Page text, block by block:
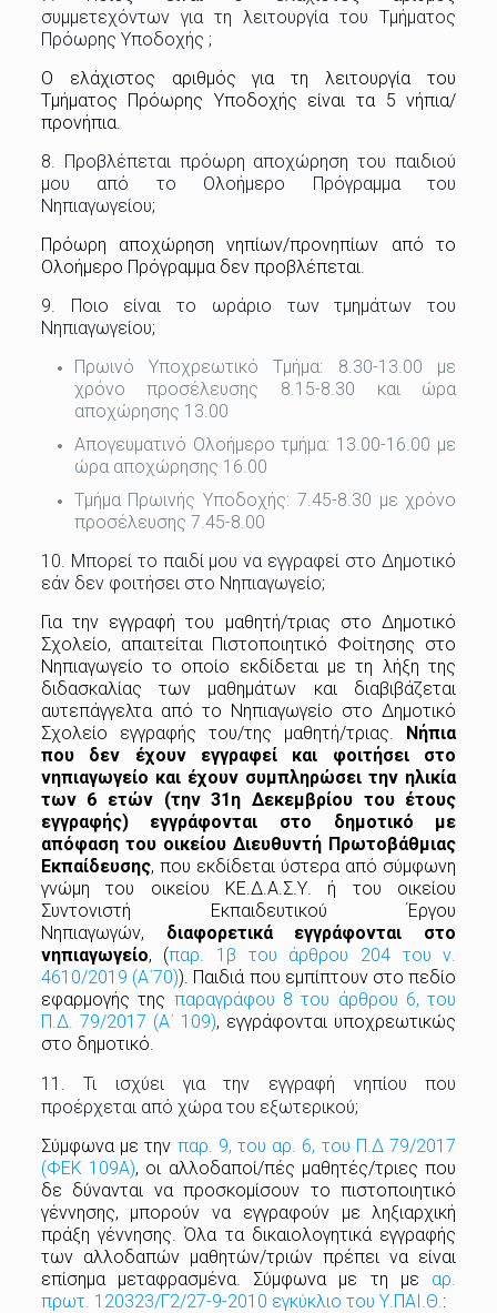
συμμετεχόντων για τη λειτουργία του Τμήματος
Πρόωρης Υποδοχής ;
Ο ελάχιστος αριθμός για τη λειτουργία του
Τμήματος Πρόωρης Υποδοχής είναι τα 5 νήπια/
προνήπια.
8. Προβλέπεται πρόωρη αποχώρηση του παιδιού
μου από το Ολοήμερο Πρόγραμμα του
Νηπιαγωγείου;
Πρόωρη αποχώρηση νηπίων/προνηπίων από το
Ολοήμερο Πρόγραμμα δεν προβλέπεται.
9. Ποιο είναι το ωράριο των τμημάτων του
Νηπιαγωγείου;
Πρωινό Υποχρεωτικό Τμήμα: 8.30-13.00 με
χρόνο προσέλευσης 8.15-8.30 και ώρα
αποχώρησης 13.00
Απογευματινό Ολοήμερο τμήμα: 13.00-16.00 με
ώρα αποχώρησης 16.00
Τμήμα Πρωινής Υποδοχής: 7.45-8.30 με χρόνο
προσέλευσης 7.45-8.00
10. Μπορεί το παιδί μου να εγγραφεί στο Δημοτικό
εάν δεν φοιτήσει στο Νηπιαγωγείο;
Για την εγγραφή του μαθητή/τριας στο Δημοτικό
Σχολείο, απαιτείται Πιστοποιητικό Φοίτησης στο
Νηπιαγωγείο το οποίο εκδίδεται με τη λήξη της
διδασκαλίας των μαθημάτων και διαβιβάζεται
αυτεπάγγελτα από το Νηπιαγωγείο στο Δημοτικό
Σχολείο εγγραφής του/της μαθητή/τριας. Νήπια
που δεν έχουν εγγραφεί και φοιτήσει στο
νηπιαγωγείο και έχουν συμπληρώσει την ηλικία
των 6 ετών (την 31η Δεκεμβρίου του έτους
εγγραφής) εγγράφονται στο δημοτικό με
απόφαση του οικείου Διευθυντή Πρωτοβάθμιας
Εκπαίδευσης, που εκδίδεται ύστερα από σύμφωνη
γνώμη του οικείου ΚΕ.Δ.Α.Σ.Υ. ή του οικείου
Συντονιστή Εκπαιδευτικού Έργου
Νηπιαγωγών, διαφορετικά εγγράφονται στο
νηπιαγωγείο, (παρ. 1β του άρθρου 204 του ν.
4610/2019 (Α΄70)). Παιδιά που εμπίπτουν στο πεδίο
εφαρμογής της παραγράφου 8 του άρθρου 6, του
Π.Δ. 79/2017 (Α΄ 109), εγγράφονται υποχρεωτικώς
στο δημοτικό.
11. Τι ισχύει για την εγγραφή νηπίου που
προέρχεται από χώρα του εξωτερικού;
Σύμφωνα με την παρ. 9, του αρ. 6, του Π.Δ 79/2017
(ΦΕΚ 109Α), οι αλλοδαποί/πές μαθητές/τριες που
δε δύνανται να προσκομίσουν το πιστοποιητικό
γέννησης, μπορούν να εγγραφούν με ληξιαρχική
πράξη γέννησης. Όλα τα δικαιολογητικά εγγραφής
των αλλοδαπών μαθητών/τριών πρέπει να είναι
επίσημα μεταφρασμένα. Σύμφωνα με τη με αρ.
πρωτ. 120323/Γ2/27-9-2010 εγκύκλιο του Υ.ΠΑΙ.Θ.: